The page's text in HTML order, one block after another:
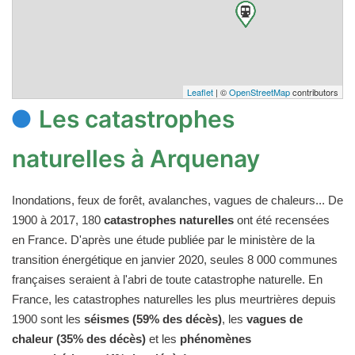
Leaflet | ©OpenStreetMapcontributors
Les catastrophes
naturelles à Arquenay
Inondations, feux de forêt, avalanches, vagues de chaleurs... De
1900 à 2017, 180 catastrophes naturelles ont été recensées
en France. D'après une étude publiée par le ministère de la
transition énergétique en janvier 2020, seules 8 000 communes
françaises seraient à l'abri de toute catastrophe naturelle. En
France, les catastrophes naturelles les plus meurtrières depuis
1900 sont les séismes (59% des décès), les vagues de
chaleur (35% des décès) et les phénomènes